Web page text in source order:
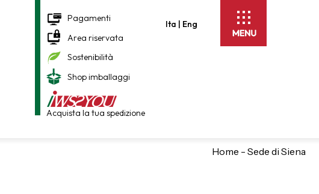
Ita | Eng
Pagamenti
Area riservata
Sostenibilità
Shop imballaggi
Acquista la tua spedizione
Home - Sede di Siena